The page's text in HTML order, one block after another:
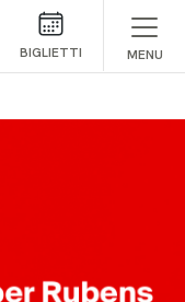
BIGLIETTI MENU